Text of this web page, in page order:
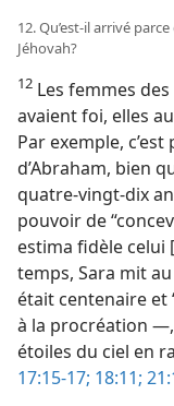
12. Qu’est-​il arrivé
Jéhovah?
12 Les femmes
avaient foi, elles
Par exemple,
d’Abraham, bien
quatre-vingt-dix
pouvoir de
estima fidèle celui
temps, Sara mit
était centenaire
à la procréation —,
étoiles du ciel en
17:15-17; 18:11;